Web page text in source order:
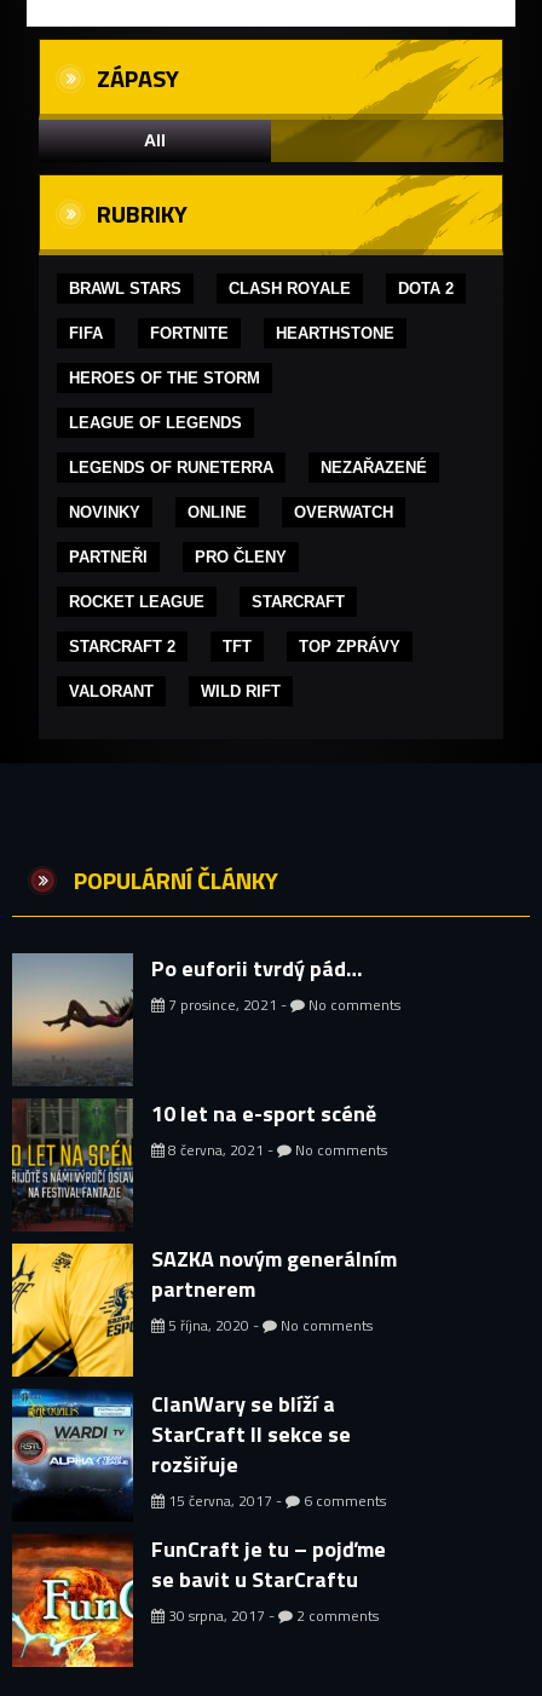
ZÁPASY
All
RUBRIKY
BRAWL STARS CLASH ROYALE DOTA 2
FIFA FORTNITE HEARTHSTONE
HEROES OF THE STORM
LEAGUE OF LEGENDS
LEGENDS OF RUNETERRA NEZAŘAZENÉ
NOVINKY ONLINE OVERWATCH
PARTNEŘI PRO ČLENY
ROCKET LEAGUE STARCRAFT
STARCRAFT 2 TFT TOP ZPRÁVY
VALORANT WILD RIFT
POPULÁRNÍ ČLÁNKY
Po euforii tvrdý pád…
7 prosince, 2021 - No comments
10 let na e-sport scéně
8 června, 2021 - No comments
SAZKA novým generálním
partnerem
5 října, 2020 - No comments
ClanWary se blíží a
StarCraft II sekce se
rozšiřuje
15 června, 2017 - 6 comments
FunCraft je tu – pojďme
se bavit u StarCraftu
30 srpna, 2017 - 2 comments